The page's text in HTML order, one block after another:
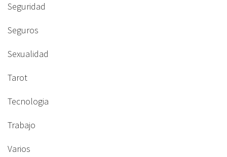
Seguridad
Seguros
Sexualidad
Tarot
Tecnologia
Trabajo
Varios